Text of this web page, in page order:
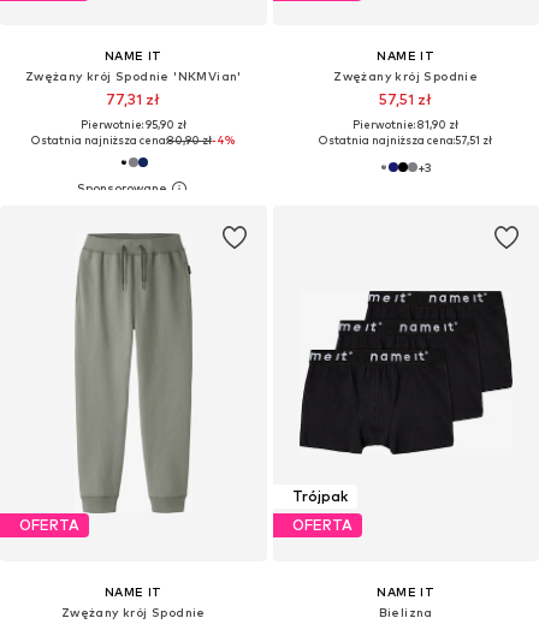
NAME IT
Zwężany krój Spodnie 'NKMVian'
77,31 zł
Pierwotnie: 95,90 zł
Ostatnia najniższa cena:80,90 zł-4%
NAME IT
Zwężany krój Spodnie
57,51 zł
Pierwotnie: 81,90 zł
Ostatnia najniższa cena:57,51 zł
+3
OFERTA
NAME IT
Zwężany krój Spodnie
Trójpak
OFERTA
NAME IT
Bielizna